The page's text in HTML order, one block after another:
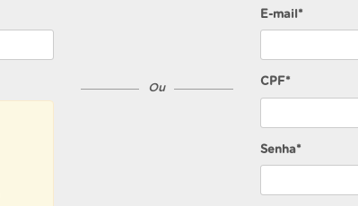
Ou
E-mail*
CPF*
Senha*